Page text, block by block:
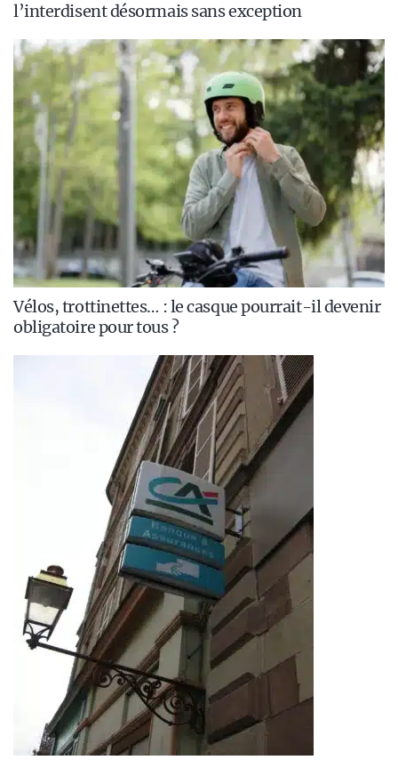
l’interdisent désormais sans exception
Vélos, trottinettes… : le casque pourrait-il devenir
obligatoire pour tous ?